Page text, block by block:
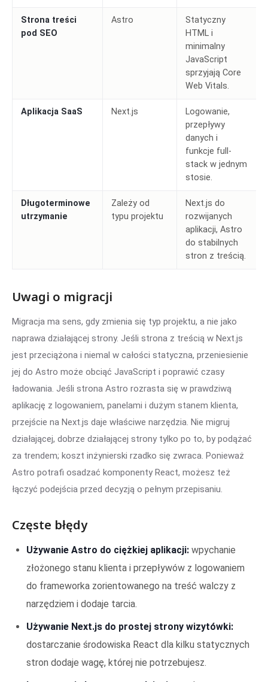
Strona treści
pod SEO
Astro
Statyczny
HTML i
minimalny
JavaScript
sprzyjają Core
Web Vitals.
Aplikacja SaaS Next.js
Logowanie,
przepływy
danych i
funkcje full-
stack w jednym
stosie.
Długoterminowe
utrzymanie
Zależy od
typu projektu
Next.js do
rozwijanych
aplikacji, Astro
do stabilnych
stron z treścią.
Uwagi o migracji
Migracja ma sens, gdy zmienia się typ projektu, a nie jako
naprawa działającej strony. Jeśli strona z treścią w Next.js
jest przeciążona i niemal w całości statyczna, przeniesienie
jej do Astro może obciąć JavaScript i poprawić czasy
ładowania. Jeśli strona Astro rozrasta się w prawdziwą
aplikację z logowaniem, panelami i dużym stanem klienta,
przejście na Next.js daje właściwe narzędzia. Nie migruj
działającej, dobrze działającej strony tylko po to, by podążać
za trendem; koszt inżynierski rzadko się zwraca. Ponieważ
Astro potrafi osadzać komponenty React, możesz też
łączyć podejścia przed decyzją o pełnym przepisaniu.
Częste błędy
Używanie Astro do ciężkiej aplikacji: wpychanie
złożonego stanu klienta i przepływów z logowaniem
do frameworka zorientowanego na treść walczy z
narzędziem i dodaje tarcia.
Używanie Next.js do prostej strony wizytówki:
dostarczanie środowiska React dla kilku statycznych
stron dodaje wagę, której nie potrzebujesz.